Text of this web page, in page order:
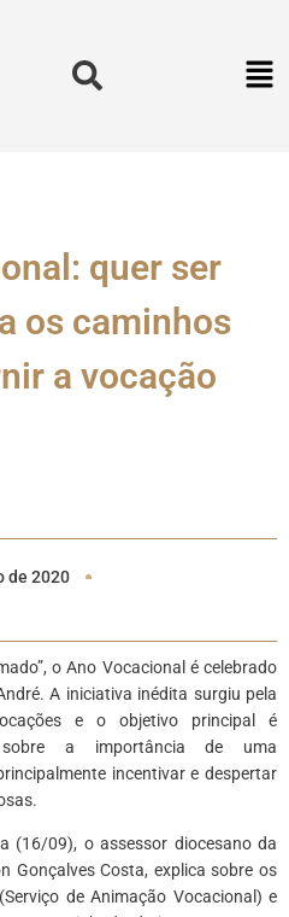
quer ser
os caminhos
a vocação
de 2020
o Ano Vocacional é celebrado
A iniciativa inédita surgiu pela
e o objetivo principal é
a importância de uma
incentivar e despertar
(16/09), o assessor diocesano da
Gonçalves Costa, explica sobre os
de Animação Vocacional) e